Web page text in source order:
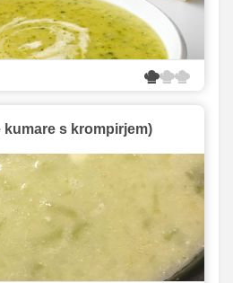
kumare s krompirjem)